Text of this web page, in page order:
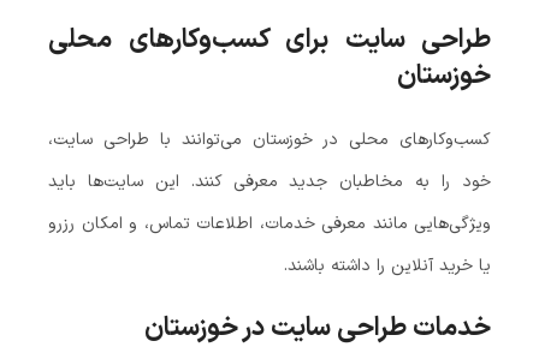
طراحی سایت برای کسب‌وکارهای محلی
خوزستان
کسب‌وکارهای محلی در خوزستان می‌توانند با طراحی سایت،
خود را به مخاطبان جدید معرفی کنند. این سایت‌ها باید
ویژگی‌هایی مانند معرفی خدمات، اطلاعات تماس، و امکان رزرو
یا خرید آنلاین را داشته باشند.
خدمات طراحی سایت در خوزستان